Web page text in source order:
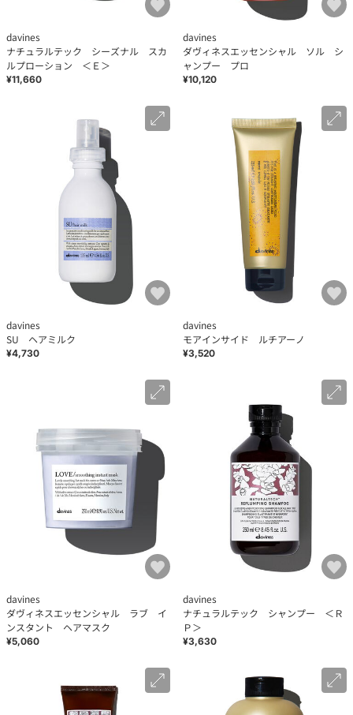
davines
ナチュラルテック シーズナル スカ
ルプローション ＜Ｅ＞
¥11,660
davines
ダヴィネスエッセンシャル ソル シ
ャンプー プロ
¥10,120
davines
SU ヘアミルク
¥4,730
davines
モアインサイド ルチアーノ
¥3,520
davines
ダヴィネスエッセンシャル ラブ イ
ンスタント ヘアマスク
¥5,060
davines
ナチュラルテック シャンプー ＜Ｒ
Ｐ＞
¥3,630